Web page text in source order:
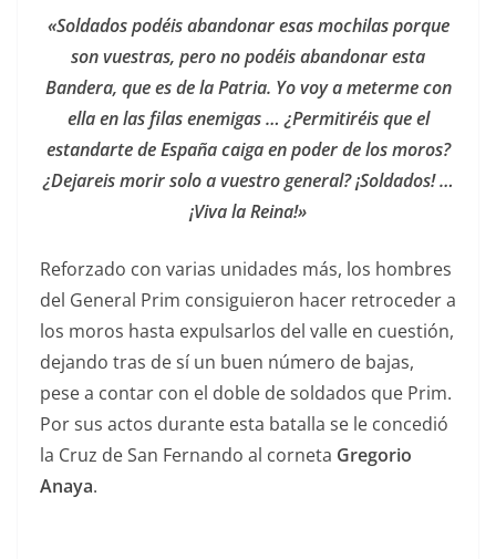
«Soldados podéis abandonar esas mochilas porque
son vuestras, pero no podéis abandonar esta
Bandera, que es de la Patria. Yo voy a meterme con
ella en las filas enemigas … ¿Permitiréis que el
estandarte de España caiga en poder de los moros?
¿Dejareis morir solo a vuestro general? ¡Soldados! …
¡Viva la Reina!»
Reforzado con varias unidades más, los hombres
del General Prim consiguieron hacer retroceder a
los moros hasta expulsarlos del valle en cuestión,
dejando tras de sí un buen número de bajas,
pese a contar con el doble de soldados que Prim.
Por sus actos durante esta batalla se le concedió
la Cruz de San Fernando al corneta Gregorio
Anaya.